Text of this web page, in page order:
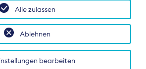
EU-Ebene.
bearbeiten
Ablehnen
Alle zulassen